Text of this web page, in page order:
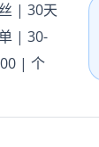
| 30天
| 30-
| 个